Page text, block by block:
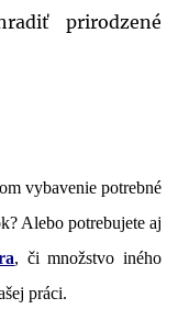
prirodzené
vybavenie potrebné
Alebo potrebujete aj
, či množstvo iného
práci.